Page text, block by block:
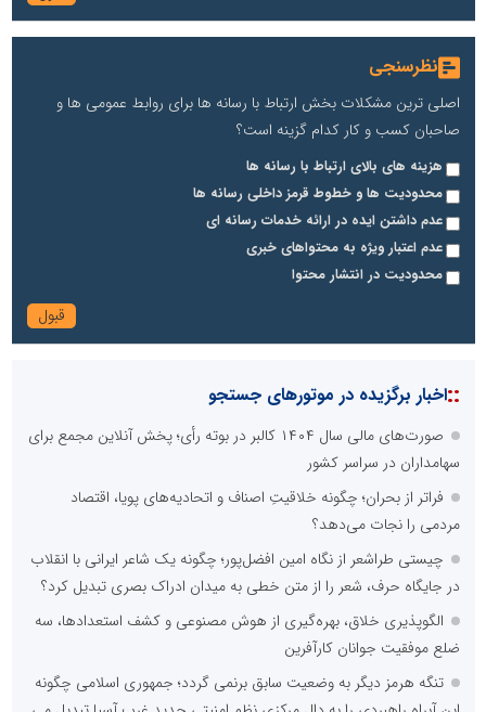
نظرسنجی
اصلی ترین مشکلات بخش ارتباط با رسانه ها برای روابط عمومی ها و
صاحبان کسب و کار کدام گزینه است؟
هزینه های بالای ارتباط با رسانه ها
محدودیت ها و خطوط قرمز داخلی رسانه ها
عدم داشتن ایده در ارائه خدمات رسانه ای
عدم اعتبار ویژه به محتواهای خبری
محدودیت در انتشار محتوا
::اخبار برگزیده در موتورهای جستجو
صورت‌های مالی سال ۱۴۰۴ کالبر در بوته رأی؛ پخش آنلاین مجمع برای
سهامداران در سراسر کشور
فراتر از بحران؛ چگونه خلاقیتِ اصناف و اتحادیه‌های پویا، اقتصاد
مردمی را نجات می‌دهد؟
چیستی طراشعر از نگاه امین افضل‌پور؛ چگونه یک شاعر ایرانی با انقلاب
در جایگاه حرف، شعر را از متن خطی به میدان ادراک بصری تبدیل کرد؟
الگوپذیری خلاق، بهره‌گیری از هوش مصنوعی و کشف استعدادها، سه
ضلع موفقیت جوانان کارآفرین
تنگه هرمز دیگر به وضعیت سابق برنمی گردد؛ جمهوری اسلامی چگونه